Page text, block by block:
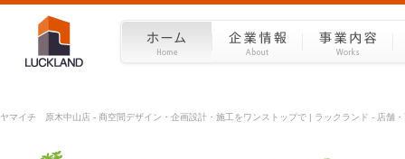
ヤマイチ 原木中山店 - 商空間デザイン・企画設計・施工をワンストップで | ラックランド - 店舗